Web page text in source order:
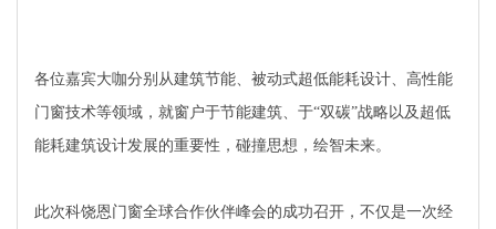
各位嘉宾大咖分别从建筑节能、被动式超低能耗设计、高性能
门窗技术等领域，就窗户于节能建筑、于“双碳”战略以及超低
能耗建筑设计发展的重要性，碰撞思想，绘智未来。
此次科饶恩门窗全球合作伙伴峰会的成功召开，不仅是一次经